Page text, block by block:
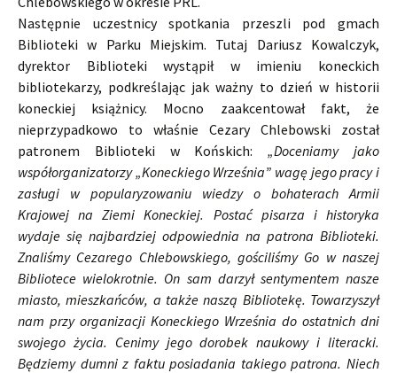
Następnie uczestnicy spotkania przeszli pod gmach
Biblioteki w Parku Miejskim. Tutaj Dariusz Kowalczyk,
dyrektor Biblioteki wystąpił w imieniu koneckich
bibliotekarzy, podkreślając jak ważny to dzień w historii
koneckiej książnicy. Mocno zaakcentował fakt, że
nieprzypadkowo to właśnie Cezary Chlebowski został
patronem Biblioteki w Końskich:„Doceniamy jako
współorganizatorzy „Koneckiego Września” wagę jego pracy i
zasługi w popularyzowaniu wiedzy o bohaterach Armii
Krajowej na Ziemi Koneckiej. Postać pisarza i historyka
wydaje się najbardziej odpowiednia na patrona Biblioteki.
Znaliśmy Cezarego Chlebowskiego, gościliśmy Go w naszej
Bibliotece wielokrotnie. On sam darzył sentymentem nasze
miasto, mieszkańców, a także naszą Bibliotekę. Towarzyszył
nam przy organizacji Koneckiego Września do ostatnich dni
swojego życia. Cenimy jego dorobek naukowy i literacki.
Będziemy dumni z faktu posiadania takiego patrona. Niech